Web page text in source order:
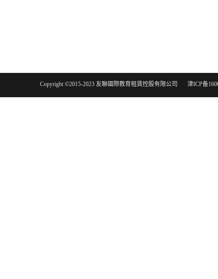
Copyright ©2015-2023 友聯國際教育租賃控股有限公司 津ICP备